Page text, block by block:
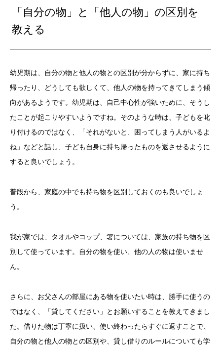
「自分の物」と「他人の物」の区別を
教える
幼児期は、自分の物と他人の物との区別が分からずに、家に持ち
帰ったり、どうしても欲しくて、他人の物を持ってきてしまう傾
向があるようです。幼児期は、自己中心性が強いために、そうし
たことが起こりやすいようですね。そのような時は、子どもを叱
り付けるのではなく、「それがないと、困ってしまう人がいるよ
ね」などと話し、子ども自身に持ち帰ったものを返させるように
すると良いでしょう。
普段から、家庭の中でも持ち物を区別しておくのも良いでしょ
う。
我が家では、タオルやコップ、箸については、家族の持ち物を区
別して使っています。自分の物を使い、他の人の物は使いませ
ん。
さらに、お父さんの部屋にある物を使いたい時は、勝手に使うの
ではなく、「貸してください」とお願いすることを教えてきまし
た。借りた物は丁寧に扱い、使い終わったらすぐに返すことで、
自分の物と他人の物との区別や、貸し借りのルールについても学